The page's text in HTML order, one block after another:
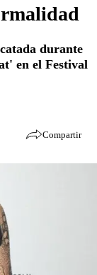
durante
en el Festival
Compartir